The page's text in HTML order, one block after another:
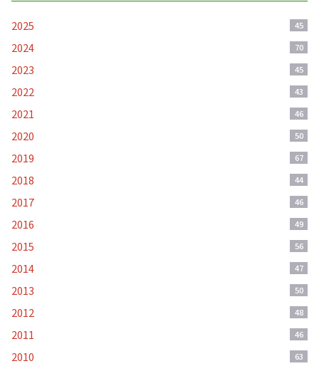
2025 45
2024 70
2023 45
2022 43
2021 46
2020 50
2019 67
2018 44
2017 46
2016 49
2015 56
2014 47
2013 50
2012 48
2011 46
2010 63